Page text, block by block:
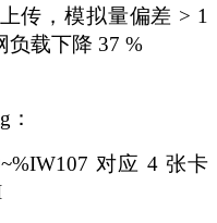
传，模拟量偏差 > 1
负载下降 37 %
对应 4 张卡